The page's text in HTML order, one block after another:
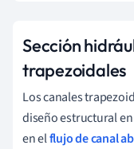
Sección
trapezoidales
Los canales
diseño estructural
en elflujo de canal